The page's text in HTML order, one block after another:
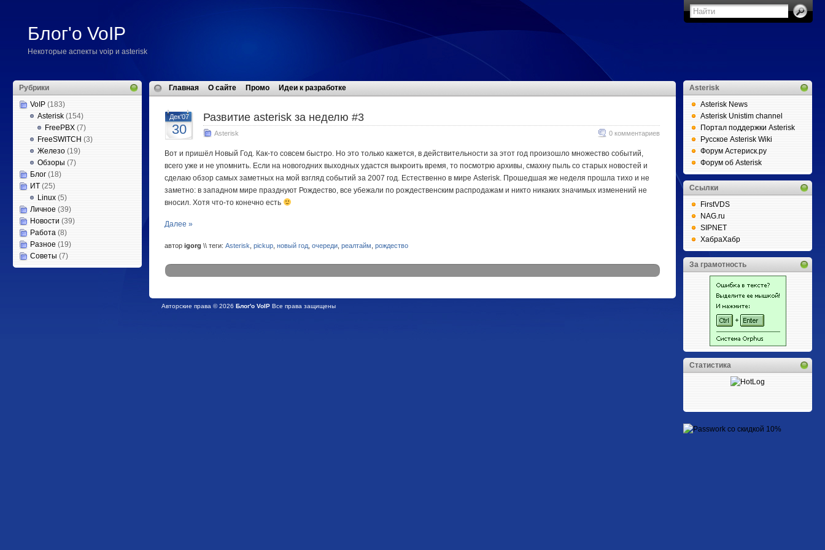
Блог'о VoIP
Некоторые аспекты voip и asterisk
Рубрики
VoIP (183)
Asterisk (154)
FreePBX (7)
FreeSWITCH (3)
Железо (19)
Обзоры (7)
Блог (18)
ИТ (25)
Linux (5)
Личное (39)
Новости (39)
Работа (8)
Разное (19)
Советы (7)
Главная О сайте Промо Идеи к разработке
Дек'07
30
Развитие asterisk за неделю #3
Asterisk 0 комментариев
Вот и пришёл Новый Год. Как-то совсем быстро. Но это только кажется, в действительности за этот год произошло множество событий,
всего уже и не упомнить. Если на новогодних выходных удастся выкроить время, то посмотрю архивы, смахну пыль со старых новостей и
сделаю обзор самых заметных на мой взгляд событий за 2007 год. Естественно в мире Asterisk. Прошедшая же неделя прошла тихо и не
заметно: в западном мире празднуют Рождество, все убежали по рождественским распродажам и никто никаких значимых изменений не
вносил. Хотя что-то конечно есть
Далее »
автор igorg \\ теги: Asterisk pickup новый год очереди реалтайм рождество
Авторские права © 2026 Блог'о VoIP Все права защищены
Asterisk
Asterisk News
Asterisk Unistim channel
Портал поддержки Asterisk
Русское Asterisk Wiki
Форум Астериск.ру
Форум об Asterisk
Ссылки
FirstVDS
NAG.ru
SIPNET
ХабраХабр
За грамотность
Статистика